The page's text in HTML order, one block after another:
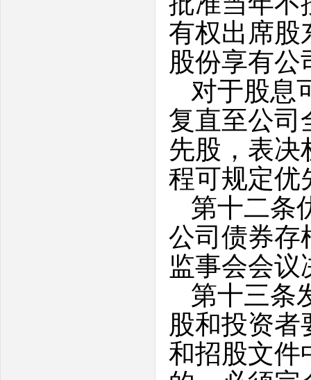
有权出席股
股份享有
对于股息
复直至公司
先股，表决
程可规定优
第十二条
公司债券存
监事会会议
第十三条
股和投资
和招股文件